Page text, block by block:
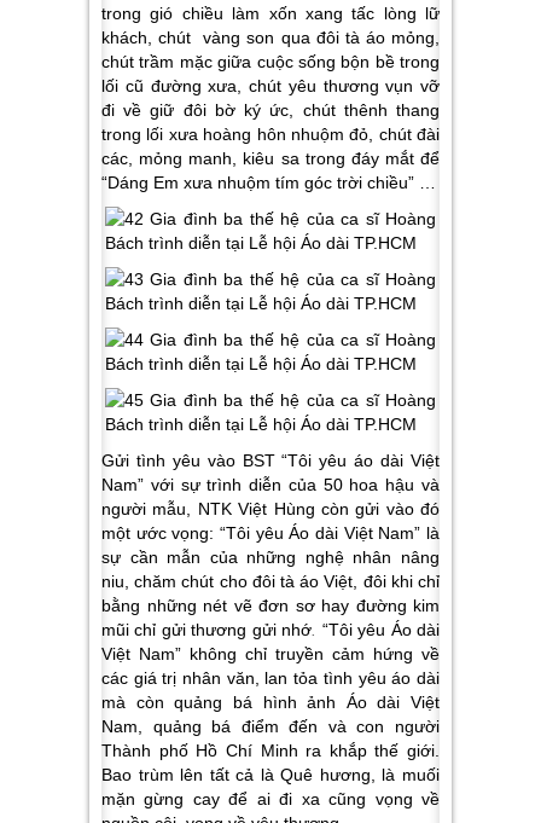
trong gió chiều làm xốn xang tấc lòng lữ
khách, chút vàng son qua đôi tà áo mỏng,
chút trầm mặc giữa cuộc sống bộn bề trong
lối cũ đường xưa, chút yêu thương vụn vỡ
đi về giữ đôi bờ ký ức, chút thênh thang
trong lối xưa hoàng hôn nhuộm đỏ, chút đài
các, mỏng manh, kiêu sa trong đáy mắt để
“Dáng Em xưa nhuộm tím góc trời chiều” …
Gửi tình yêu vào BST “Tôi yêu áo dài Việt
Nam” với sự trình diễn của 50 hoa hậu và
người mẫu, NTK Việt Hùng còn gửi vào đó
một ước vọng: “Tôi yêu Áo dài Việt Nam” là
sự cần mẫn của những nghệ nhân nâng
niu, chăm chút cho đôi tà áo Việt, đôi khi chỉ
bằng những nét vẽ đơn sơ hay đường kim
mũi chỉ gửi thương gửi nhớ “Tôi yêu Áo dài
Việt Nam” không chỉ truyền cảm hứng về
các giá trị nhân văn, lan tỏa tình yêu áo dài
mà còn quảng bá hình ảnh Áo dài Việt
Nam, quảng bá điểm đến và con người
Thành phố Hồ Chí Minh ra khắp thế giới.
Bao trùm lên tất cả là Quê hương, là muối
mặn gừng cay để ai đi xa cũng vọng về